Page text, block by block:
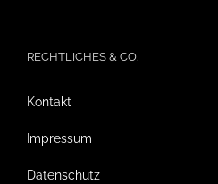
RECHTLICHES & CO.
Kontakt
Impressum
Datenschutz